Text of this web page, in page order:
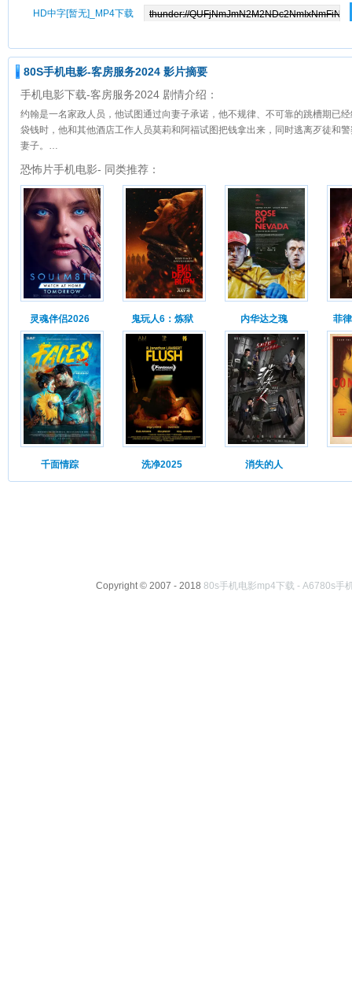
HD中字[暂无]_MP4下载
80S手机电影-客房服务2024 影片摘要
手机电影下载-客房服务2024 剧情介绍：
约翰是一名家政人员，他试图通过向妻子承诺，他不规律、不可靠的跳槽期已
袋钱时，他和其他酒店工作人员莫莉和阿福试图把钱拿出来，同时逃离歹徒和
妻子。…
恐怖片手机电影- 同类推荐：
灵魂伴侣2026 鬼玩人6：炼狱 内华达之瑰 菲
千面情踪 洗净2025 消失的人
Copyright © 2007 - 2018 80s手机电影mp4下载 - A6780s手